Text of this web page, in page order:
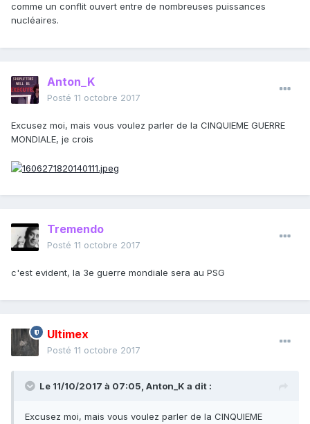
comme un conflit ouvert entre de nombreuses puissances
nucléaires.
Anton_K
Posté 11 octobre 2017
Excusez moi, mais vous voulez parler de la CINQUIEME GUERRE
MONDIALE, je crois
Tremendo
Posté 11 octobre 2017
c'est evident, la 3e guerre mondiale sera au PSG
Ultimex
Posté 11 octobre 2017
Le 11/10/2017 à 07:05, Anton_K a dit :
Excusez moi, mais vous voulez parler de la CINQUIEME